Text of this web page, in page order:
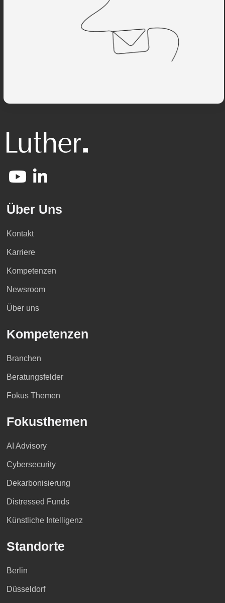
Über Uns
Kontakt
Karriere
Kompetenzen
Newsroom
Über uns
Kompetenzen
Branchen
Beratungsfelder
Fokus Themen
Fokusthemen
AI Advisory
Cybersecurity
Dekarbonisierung
Distressed Funds
Künstliche Intelligenz
Standorte
Berlin
Düsseldorf